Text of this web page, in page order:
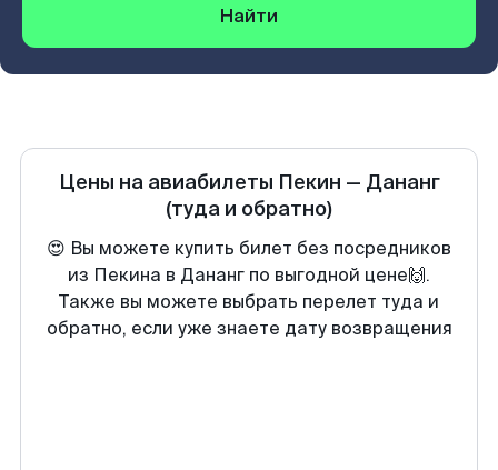
Найти
Цены на авиабилеты Пекин — Дананг
(туда и обратно)
😍 Вы можете купить билет без посредников
из Пекина в Дананг по выгодной цене🙌.
Также вы можете выбрать перелет туда и
обратно, если уже знаете дату возвращения